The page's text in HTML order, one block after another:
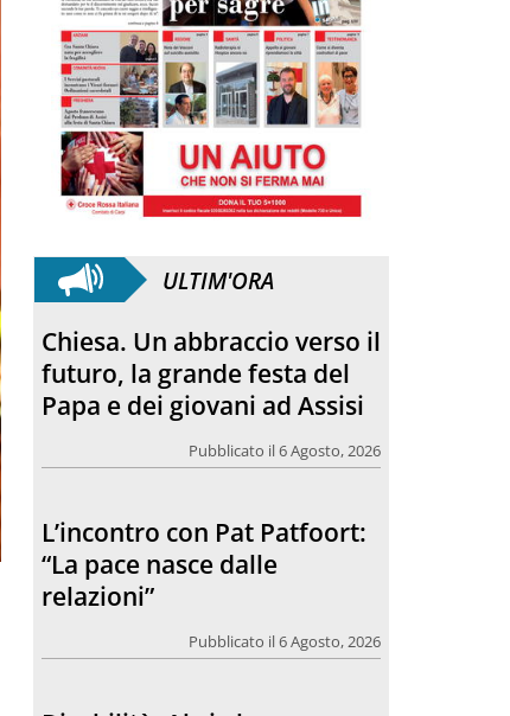
ULTIM'ORA
L’incontro con Pat Patfoort:
“La pace nasce dalle
relazioni”
Pubblicato il 6 Agosto, 2026
Disabilità. Al via la vacanza
in autonomia un ponte con
il “dopo di noi”
Pubblicato il 5 Agosto, 2026